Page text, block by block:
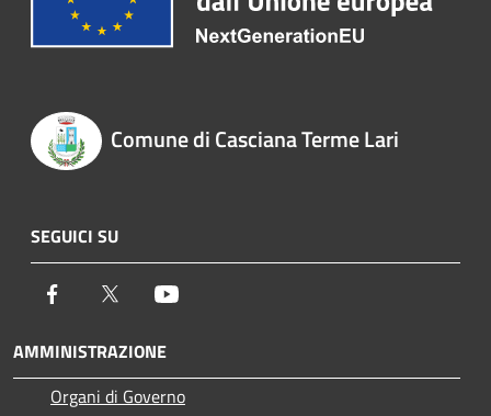
Comune di Casciana Terme Lari
SEGUICI SU
Facebook Twitter
AMMINISTRAZIONE
Organi di Governo